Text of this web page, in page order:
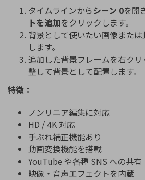
タイムラインからシーン 0を開
トを追加をクリックします。
背景として使いたい画像また
します。
追加した背景フレームを右ク
整して背景として配置します。
特徴：
ノンリニア編集に対応
HD / 4K 対応
手ぶれ補正機能あり
動画変換機能を搭載
YouTube や各種 SNS への共
映像・音声エフェクトを内蔵